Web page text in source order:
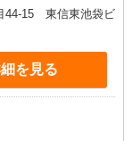
当、働きがい向上
）等、毎月平均的に
※居住支援特別手当
1万円支給（再入社
過1分〜）
44-15 東信東池袋ビ
を見る